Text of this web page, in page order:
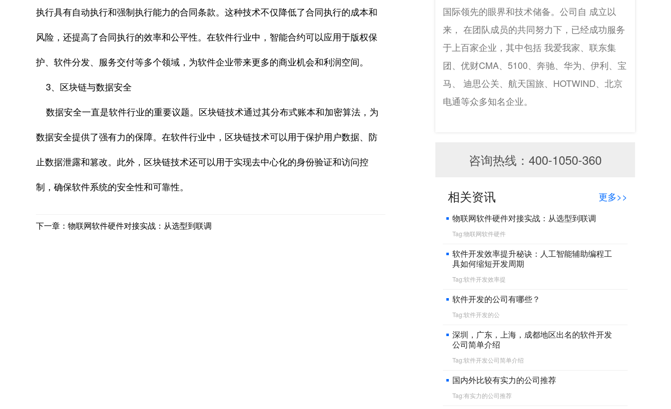
执行具有自动执行和强制执行能力的合同条款。这种技术不仅降低了合同执行的成本和
风险，还提高了合同执行的效率和公平性。在软件行业中，智能合约可以应用于版权保
护、软件分发、服务交付等多个领域，为软件企业带来更多的商业机会和利润空间。
3、区块链与数据安全
数据安全一直是软件行业的重要议题。区块链技术通过其分布式账本和加密算法，为
数据安全提供了强有力的保障。在软件行业中，区块链技术可以用于保护用户数据、防
止数据泄露和篡改。此外，区块链技术还可以用于实现去中心化的身份验证和访问控
制，确保软件系统的安全性和可靠性。
下一章：物联网软件硬件对接实战：从选型到联调
国际领先的眼界和技术储备。公司自 成立以
来， 在团队成员的共同努力下，已经成功服务
于上百家企业，其中包括 我爱我家、联东集
团、优财CMA、5100、奔驰、华为、伊利、宝
马、 迪思公关、航天国旅、HOTWIND、北京
电通等众多知名企业。
咨询热线：400-1050-360
相关资讯 更多>>
物联网软件硬件对接实战：从选型到联调
Tag:物联网软件硬件
软件开发效率提升秘诀：人工智能辅助编程工
具如何缩短开发周期
Tag:软件开发效率提
软件开发的公司有哪些？
Tag:软件开发的公
深圳，广东，上海，成都地区出名的软件开发
公司简单介绍
Tag:软件开发公司简单介绍
国内外比较有实力的公司推荐
Tag:有实力的公司推荐